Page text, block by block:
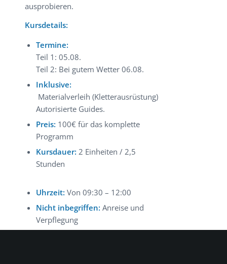
ausprobieren.
Kursdetails:
Termine:
Teil 1: 05.08.
Teil 2: Bei gutem Wetter 06.08.
Inklusive:
Materialverleih (Kletterausrüstung)
Autorisierte Guides.
Preis: 100€ für das komplette
Programm
Kursdauer: 2 Einheiten / 2,5
Stunden
Uhrzeit: Von 09:30 – 12:00
Nicht inbegriffen: Anreise und
Verpflegung